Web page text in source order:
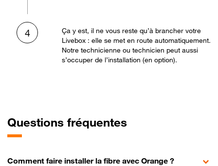
4
Ça y est, il ne vous reste qu’à brancher votre
Livebox : elle se met en route automatiquement.
Notre technicienne ou technicien peut aussi
s’occuper de l’installation (en option).
Questions fréquentes
Comment faire installer la fibre avec Orange ?